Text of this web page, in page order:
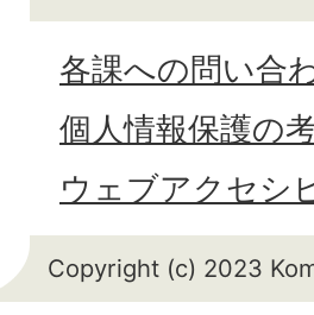
各課への問い合
個人情報保護の
ウェブアクセシ
Copyright (c) 2023